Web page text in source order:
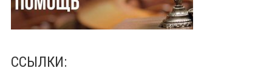
ССЫЛКИ: